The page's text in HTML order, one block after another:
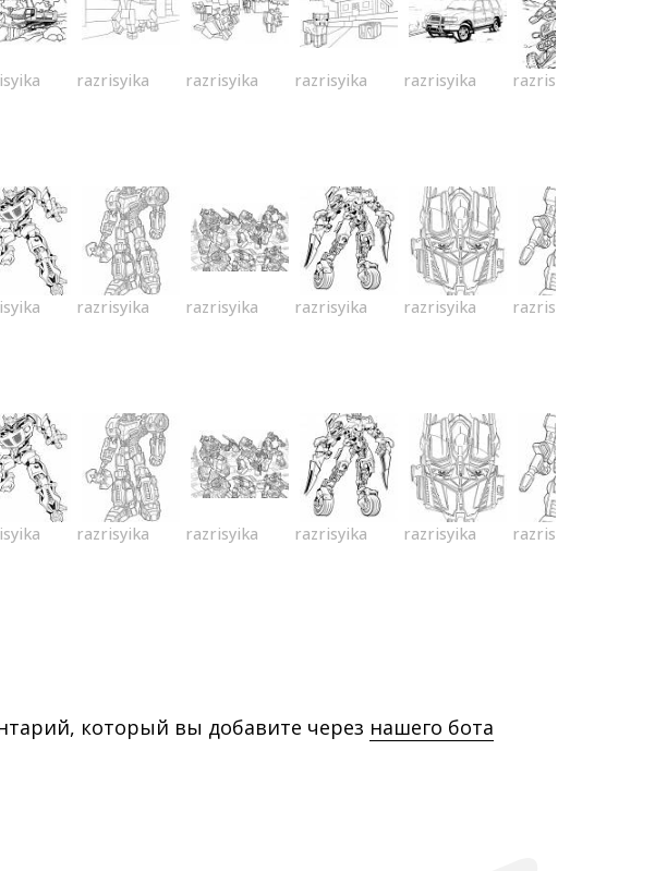
razrisyika razrisyika razrisyika razrisyika razrisyika
razrisyika razrisyika razrisyika razrisyika razrisyika
razrisyika razrisyika razrisyika razrisyika razrisyika
который вы добавите через нашего бота